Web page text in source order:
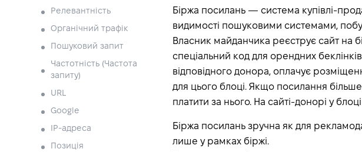
Релевантність
Органічний трафік
Пошуковий запит
Частотність (Частота
запиту)
URL
Google
IP-адреса
Позиція
Біржа посилань — система купівлі-
видимості пошуковими системами,
Власник майданчика реєструє сайт на
спеціальний код для орендних
відповідного донора, оплачує
для цього блоці. Якщо посилання
платити за нього. На сайті-донорі у
Біржа посилань зручна як для
лише у рамках біржі.